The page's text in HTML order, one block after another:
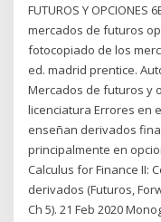
FUTUROS Y
mercados de futuros
fotocopiado de los
ed. madrid prentice.
Mercados de futuros y
licenciatura Errores en
enseñan derivados
principalmente en
Calculus for Finance II:
derivados (Futuros,
Ch 5). 21 Feb 2020